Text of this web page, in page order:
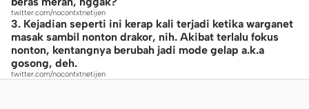
twitter.com/nocontxtnetijen
3. Kejadian seperti ini kerap kali terjadi ketika warganet
masak sambil nonton drakor, nih. Akibat terlalu fokus
nonton, kentangnya berubah jadi mode gelap a.k.a
gosong, deh.
twitter.com/nocontxtnetijen